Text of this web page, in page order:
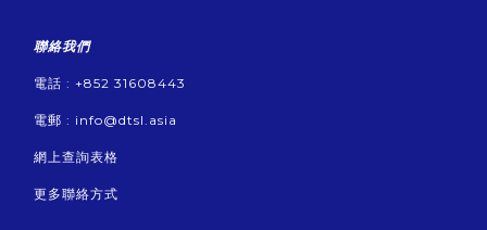
聯絡我們
電話 : +852 31608443
電郵 : info@dtsl.asia
網上查詢表格
更多聯絡方式